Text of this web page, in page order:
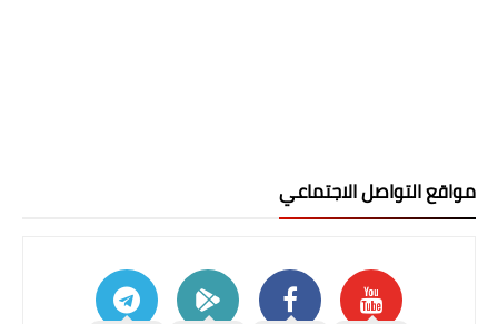
مواقع التواصل الاجتماعي